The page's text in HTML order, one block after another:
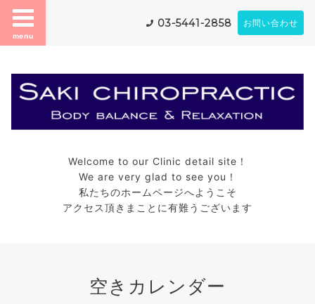
menu
03-5441-2858 お問い合わせ
Welcome to our Clinic detail site！
We are very glad to see you！
私たちのホームページへようこそ
アクセス頂きまことに有難うございます
空きカレンダー